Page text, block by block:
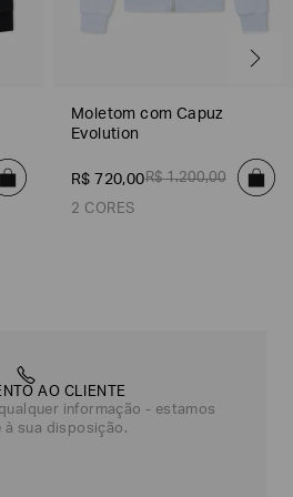
Moletom com Capuz
Evolution
R$ 720,00R$ 1.200,00
2 CORES
AO CLIENTE
informação - estamos
à sua disposição.